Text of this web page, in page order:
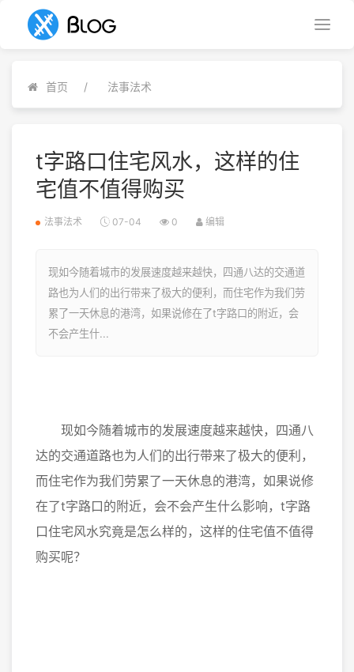
首页 法事法术
t字路口住宅风水，这样的住
宅值不值得购买
法事法术 07-04 0 编辑
现如今随着城市的发展速度越来越快，四通八达的交通道
路也为人们的出行带来了极大的便利，而住宅作为我们劳
累了一天休息的港湾，如果说修在了t字路口的附近，会
不会产生什...
现如今随着城市的发展速度越来越快，四通八
达的交通道路也为人们的出行带来了极大的便利，
而住宅作为我们劳累了一天休息的港湾，如果说修
在了t字路口的附近，会不会产生什么影响，t字路
口住宅风水究竟是怎么样的，这样的住宅值不值得
购买呢？